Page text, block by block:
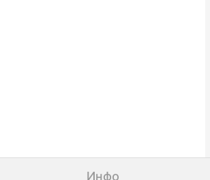
Инфо